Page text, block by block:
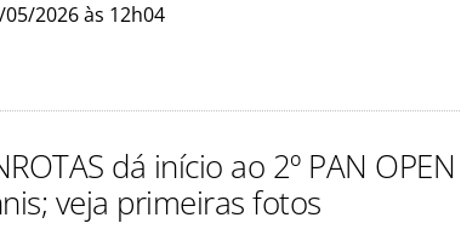
2026 às 12h04
dá início ao 2º PAN
veja primeiras fotos